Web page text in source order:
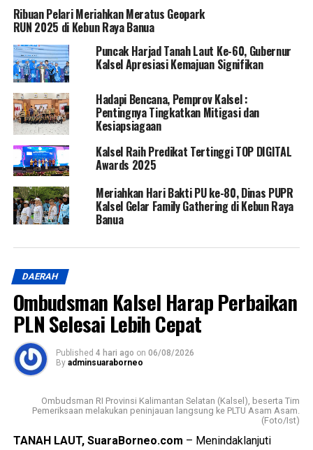
Ribuan Pelari Meriahkan Meratus Geopark
RUN 2025 di Kebun Raya Banua
Puncak Harjad Tanah Laut Ke-60, Gubernur
Kalsel Apresiasi Kemajuan Signifikan
Hadapi Bencana, Pemprov Kalsel :
Pentingnya Tingkatkan Mitigasi dan
Kesiapsiagaan
Kalsel Raih Predikat Tertinggi TOP DIGITAL
Awards 2025
Meriahkan Hari Bakti PU ke-80, Dinas PUPR
Kalsel Gelar Family Gathering di Kebun Raya
Banua
DAERAH
Ombudsman Kalsel Harap Perbaikan
PLN Selesai Lebih Cepat
Published 4 hari ago on 06/08/2026
By adminsuaraborneo
Ombudsman RI Provinsi Kalimantan Selatan (Kalsel), beserta Tim
Pemeriksaan melakukan peninjauan langsung ke PLTU Asam Asam.
(Foto/Ist)
TANAH LAUT, SuaraBorneo.com – Menindaklanjuti